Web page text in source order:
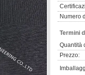
Numero
Termini
Quantità
Prezzo: